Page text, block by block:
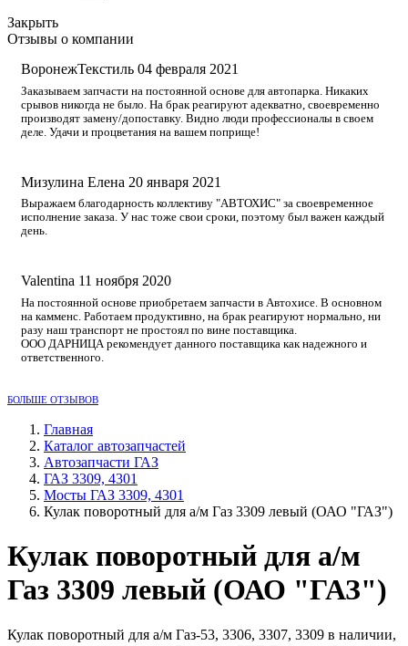
Закрыть
Отзывы о компании
ВоронежТекстиль 04 февраля 2021
Заказываем запчасти на постоянной основе для автопарка. Никаких
срывов никогда не было. На брак реагируют адекватно, своевременно
производят замену/допоставку. Видно люди профессионалы в своем
деле. Удачи и процветания на вашем поприще!
Мизулина Елена 20 января 2021
Выражаем благодарность коллективу "АВТОХИС" за своевременное
исполнение заказа. У нас тоже свои сроки, поэтому был важен каждый
день.
Valentina 11 ноября 2020
На постоянной основе приобретаем запчасти в Автохисе. В основном
на камменс. Работаем продуктивно, на брак реагируют нормально, ни
разу наш транспорт не простоял по вине поставщика.
ООО ДАРНИЦА рекомендует данного поставщика как надежного и
ответственного.
БОЛЬШЕ ОТЗЫВОВ
Главная
Каталог автозапчастей
Автозапчасти ГАЗ
ГАЗ 3309, 4301
Мосты ГАЗ 3309, 4301
Кулак поворотный для а/м Газ 3309 левый (ОАО "ГАЗ")
Кулак поворотный для а/м
Газ 3309 левый (ОАО "ГАЗ")
Кулак поворотный для а/м Газ-53, 3306, 3307, 3309 в наличии,